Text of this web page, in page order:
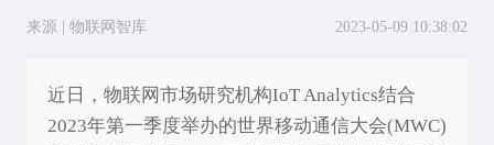
来源 | 物联网智库 2023-05-09 10:38:02
近日，物联网市场研究机构IoT Analytics结合
2023年第一季度举办的世界移动通信大会(MWC)